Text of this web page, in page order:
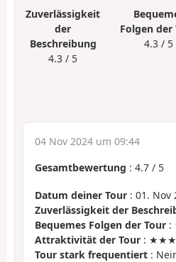
Zuverlässigkeit
der
Beschreibung
4.3 / 5
Folgen der
4.3 / 5
04 Nov 2024 um 09:44
Gesamtbewertung : 4.7 / 5
Datum deiner Tour : 01. Nov
Zuverlässigkeit der
Bequemes Folgen der Tour :
Attraktivität der Tour :
Tour stark frequentiert :